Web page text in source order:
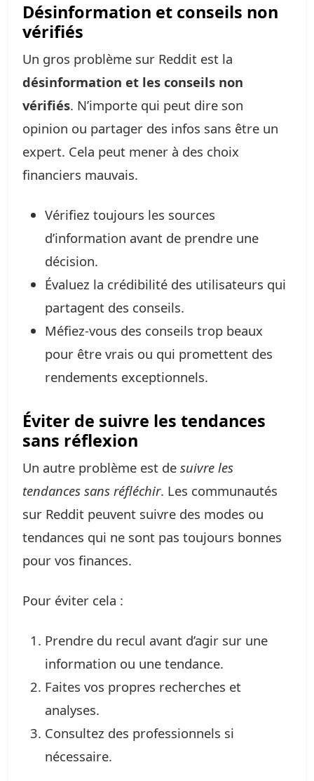
Désinformation et conseils non
vérifiés
Un gros problème sur Reddit est la
désinformation et les conseils non
vérifiés. N’importe qui peut dire son
opinion ou partager des infos sans être un
expert. Cela peut mener à des choix
financiers mauvais.
Vérifiez toujours les sources
d’information avant de prendre une
décision.
Évaluez la crédibilité des utilisateurs qui
partagent des conseils.
Méfiez-vous des conseils trop beaux
pour être vrais ou qui promettent des
rendements exceptionnels.
Éviter de suivre les tendances
sans réflexion
Un autre problème est de suivre les
tendances sans réfléchir. Les communautés
sur Reddit peuvent suivre des modes ou
tendances qui ne sont pas toujours bonnes
pour vos finances.
Pour éviter cela :
Prendre du recul avant d’agir sur une
information ou une tendance.
Faites vos propres recherches et
analyses.
Consultez des professionnels si
nécessaire.